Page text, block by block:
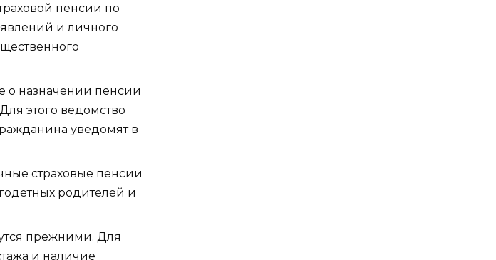
пенсии по
и личного
о назначении пенсии
этого ведомство
уведомят в
страховые пенсии
родителей и
прежними. Для
и наличие